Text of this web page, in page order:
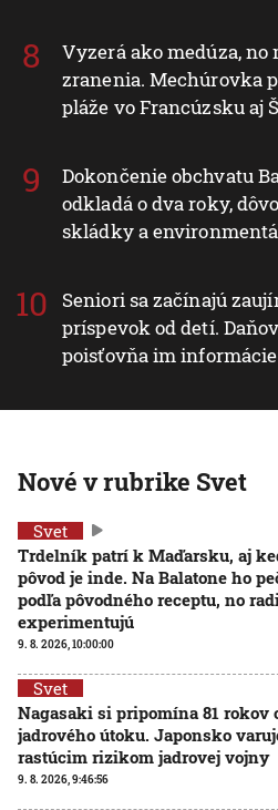
Vyzerá ako medúza, no
zranenia. Mechúrovka
pláže vo Francúzsku aj
Dokončenie obchvatu
odkladá o dva roky,
skládky a
Seniori sa začínajú
príspevok od detí.
poisťovňa im
Nové v rubrike Svet
Svet
Trdelník patrí k Maďarsku, aj
pôvod je inde. Na Balatone ho
podľa pôvodného receptu, no
experimentujú
9. 8. 2026, 10:00:00
Svet
Nagasaki si pripomína 81 rokov
jadrového útoku. Japonsko
rastúcim rizikom jadrovej vojny
9. 8. 2026, 9:46:56